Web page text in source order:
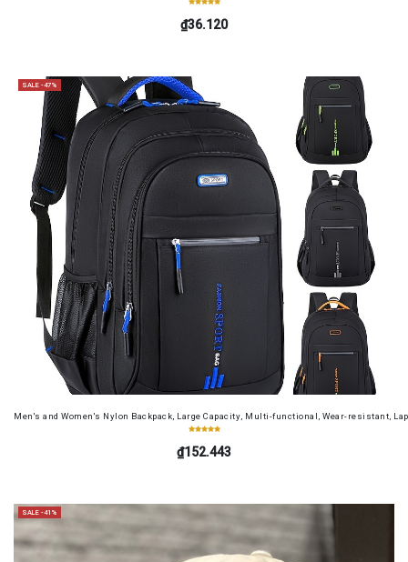
₫36.120
SALE -47%
Men's and Women's Nylon Backpack, Large Capacity, Multi-functional, Wear-resistant,
₫152.443
SALE -41%